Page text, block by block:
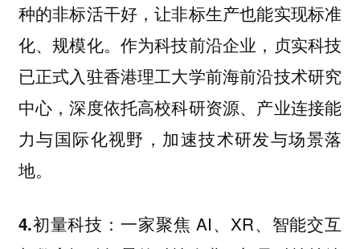
种的非标活干好，让非标生产也能实现标准
化、规模化。作为科技前沿企业，贞实科技
已正式入驻香港理工大学前海前沿技术研究
中心，深度依托高校科研资源、产业连接能
力与国际化视野，加速技术研发与场景落
地。
4.初量科技： 一家聚焦 AI、XR、智能交互